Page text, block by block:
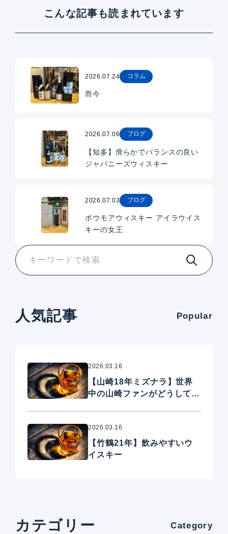
こんな記事も読まれています
2026.07.24 コラム
而今
2026.07.06 ブログ
【知多】滑らかでバランスの良い
ジャパニーズウィスキー
2026.07.03 ブログ
ボウモアウィスキー アイラウイス
キーの女王
人気記事 Popular
2026.03.16
【山崎18年ミズナラ】世界
中の山崎ファンがどうしても
2026.03.16
【竹鶴21年】飲みやすいウ
イスキー
カテゴリー Category